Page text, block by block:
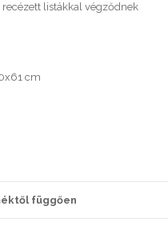
listákkal végződnek
cm
függően